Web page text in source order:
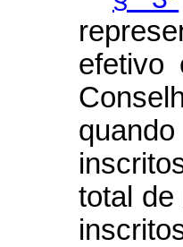
efetivo
total de